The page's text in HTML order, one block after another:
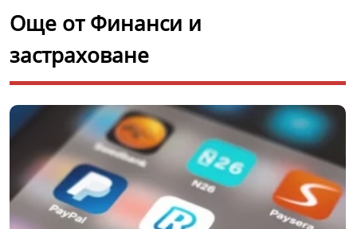
Още от Финанси и
застраховане